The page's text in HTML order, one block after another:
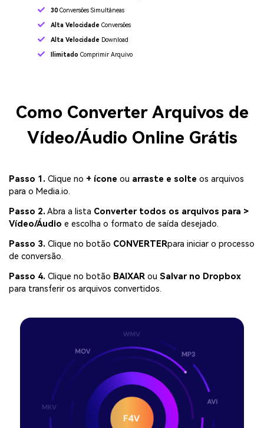
30 Conversões Simultâneas
Alta Velocidade Conversões
Alta Velocidade Download
Ilimitado Comprimir Arquivo
Como Converter Arquivos de
Vídeo/Áudio Online Grátis
Passo 1. Clique no + ícone ou arraste e solte os arquivos
para o Media.io.
Passo 2. Abra a lista Converter todos os arquivos para >
Vídeo/Áudio e escolha o formato de saída desejado.
Passo 3. Clique no botão CONVERTERpara iniciar o processo
de conversão.
Passo 4. Clique no botão BAIXAR ou Salvar no Dropbox
para transferir os arquivos convertidos.